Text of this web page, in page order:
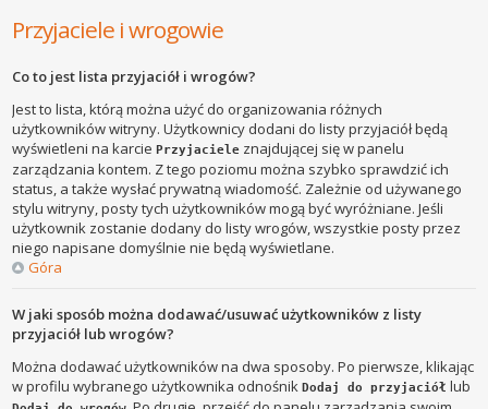
Przyjaciele i wrogowie
Co to jest lista przyjaciół i wrogów?
Jest to lista, którą można użyć do organizowania różnych
użytkowników witryny. Użytkownicy dodani do listy przyjaciół będą
wyświetleni na karciePrzyjaciele znajdującej się w panelu
zarządzania kontem. Z tego poziomu można szybko sprawdzić ich
status, a także wysłać prywatną wiadomość. Zależnie od używanego
stylu witryny, posty tych użytkowników mogą być wyróżniane. Jeśli
użytkownik zostanie dodany do listy wrogów, wszystkie posty przez
niego napisane domyślnie nie będą wyświetlane.
Góra
W jaki sposób można dodawać/usuwać użytkowników z listy
przyjaciół lub wrogów?
Można dodawać użytkowników na dwa sposoby. Po pierwsze, klikając
w profilu wybranego użytkownika odnośnikDodaj do przyjaciół lub